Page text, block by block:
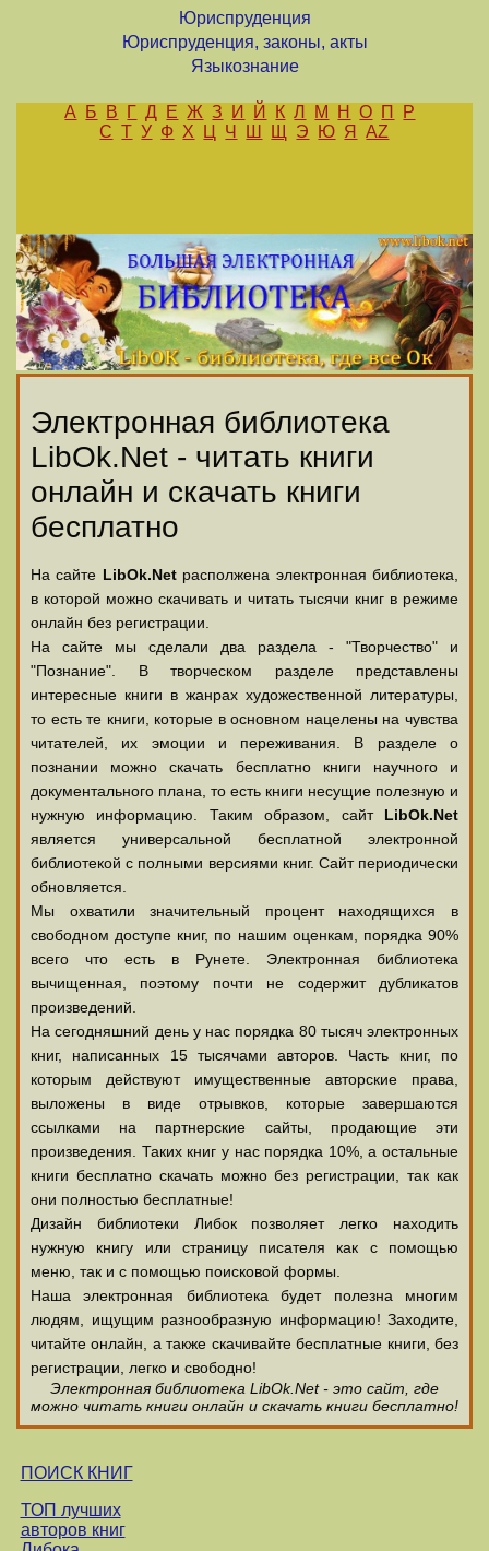
Юриспруденция
Юриспруденция, законы, акты
Языкознание
А Б В Г Д Е Ж З И Й К Л М Н О П
Р
С Т У Ф Х Ц Ч Ш Щ Э Ю Я AZ
Электронная библиотека
LibOk.Net - читать книги
онлайн и скачать книги
бесплатно
На сайте LibOk.Netрасполжена электронная библиотека,
в которой можно скачивать и читать тысячи книг в режиме
онлайн без регистрации.
На сайте мы сделали два раздела - "Творчество" и
"Познание". В творческом разделе представлены
интересные книги в жанрах художественной литературы,
то есть те книги, которые в основном нацелены на чувства
читателей, их эмоции и переживания. В разделе о
познании можно скачать бесплатно книги научного и
документального плана, то есть книги несущие полезную и
нужную информацию. Таким образом, сайт LibOk.Net
является универсальной бесплатной электронной
библиотекой с полными версиями книг. Сайт периодически
обновляется.
Мы охватили значительный процент находящихся в
свободном доступе книг, по нашим оценкам, порядка 90%
всего что есть в Рунете. Электронная библиотека
вычищенная, поэтому почти не содержит дубликатов
произведений.
На сегодняшний день у нас порядка 80 тысяч электронных
книг, написанных 15 тысячами авторов. Часть книг, по
которым действуют имущественные авторские права,
выложены в виде отрывков, которые завершаются
ссылками на партнерские сайты, продающие эти
произведения. Таких книг у нас порядка 10%, а остальные
книги бесплатно скачать можно без регистрации, так как
они полностью бесплатные!
Дизайн библиотеки Либок позволяет легко находить
нужную книгу или страницу писателя как с помощью
меню, так и с помощью поисковой формы.
Наша электронная библиотека будет полезна многим
людям, ищущим разнообразную информацию! Заходите,
читайте онлайн, а также скачивайте бесплатные книги, без
регистрации, легко и свободно!
Электронная библиотека LibOk.Net - это сайт, где
можно читать книги онлайн и скачать книги бесплатно!
ПОИСК КНИГ
ТОП лучших
авторов книг